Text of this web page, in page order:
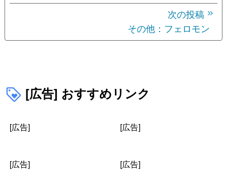
シ
ン
次の投稿
その他：フェロモン
[広告] おすすめリンク
[広告] [広告]
[広告] [広告]